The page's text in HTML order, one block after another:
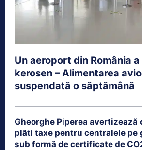
Un aeroport din România
kerosen – Alimentarea
suspendată o săptămână
Gheorghe Piperea avertizează
plăti taxe pentru centralele pe
sub formă de certificate de